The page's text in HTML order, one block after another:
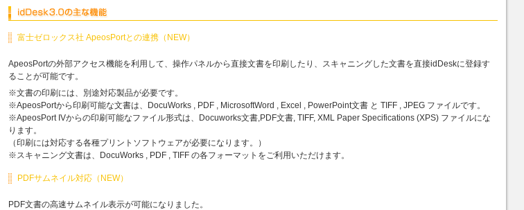
富士ゼロックス社 ApeosPortとの連携（NEW）
ApeosPortの外部アクセス機能を利用して、操作パネルから直接文書を印刷したり、スキャニングした文書を直接idDeskに登録す
ることが可能です。
※文書の印刷には、別途対応製品が必要です。
※ApeosPortから印刷可能な文書は、DocuWorks , PDF , MicrosoftWord , Excel , PowerPoint文書 と TIFF , JPEG ファイルです。
※ApeosPort IVからの印刷可能なファイル形式は、Docuworks文書,PDF文書, TIFF, XML Paper Specifications (XPS) ファイルにな
ります。
（印刷には対応する各種プリントソフトウェアが必要になります。）
※スキャニング文書は、DocuWorks , PDF , TIFF の各フォーマットをご利用いただけます。
PDFサムネイル対応（NEW）
PDF文書の高速サムネイル表示が可能になりました。